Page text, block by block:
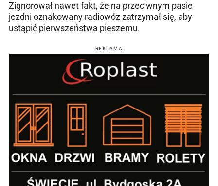
Zignorował nawet fakt, że na przeciwnym pasie
jezdni oznakowany radiowóz zatrzymał się, aby
ustąpić pierwszeństwa pieszemu.
REKLAMA